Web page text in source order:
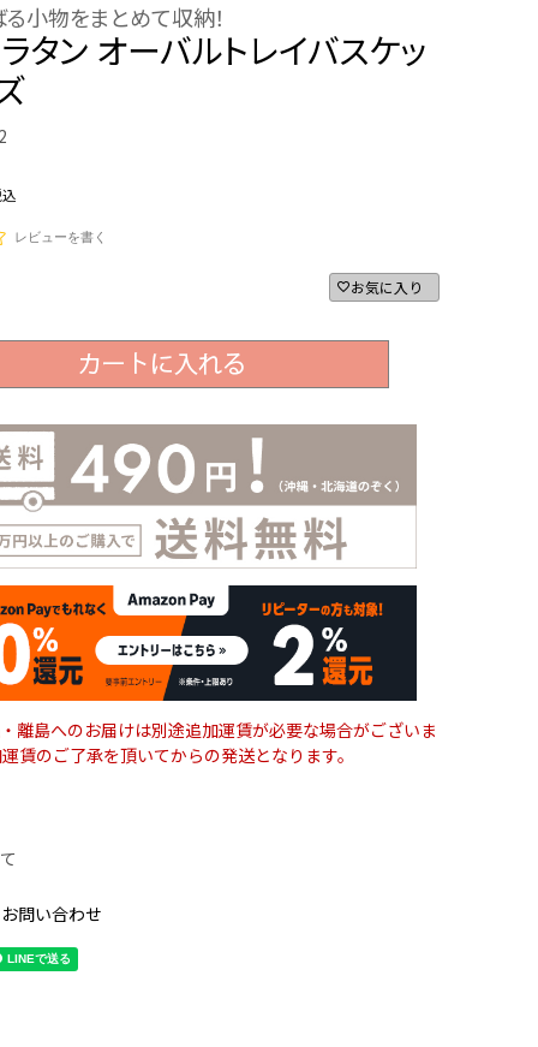
小物をまとめて収納！
タン オーバルトレイバスケッ
レビューを書く
お気に入り
離島へのお届けは別途追加運賃が必要な場合がございま
賃のご了承を頂いてからの発送となります。
問い合わせ